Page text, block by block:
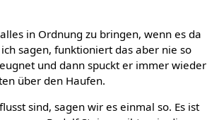
in Ordnung zu bringen, wenn es da
sagen, funktioniert das aber nie so
und dann spuckt er immer wieder
über den Haufen.
sind, sagen wir es einmal so. Es ist